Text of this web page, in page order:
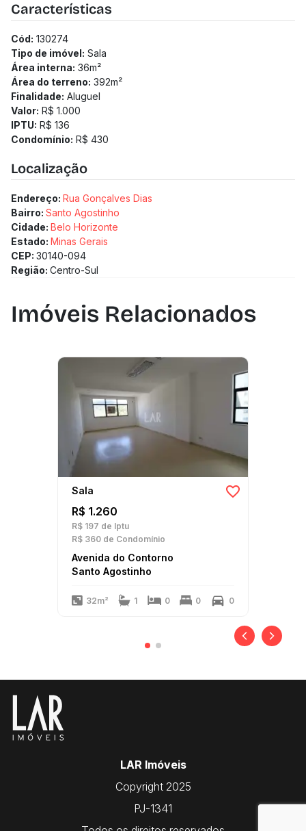
Características
Cód: 130274
Tipo de imóvel: Sala
Área interna: 36m²
Área do terreno: 392m²
Finalidade: Aluguel
Valor: R$ 1.000
IPTU: R$ 136
Condomínio: R$ 430
Localização
Endereço: Rua Gonçalves Dias
Bairro: Santo Agostinho
Cidade: Belo Horizonte
Estado: Minas Gerais
CEP: 30140-094
Região: Centro-Sul
Imóveis Relacionados
Sala
R$ 1.260
R$ 197 de Iptu
R$ 360 de Condomínio
Avenida do Contorno
Santo Agostinho
32m² 1 0 0 0
LAR Imóveis
Copyright 2025
PJ-1341